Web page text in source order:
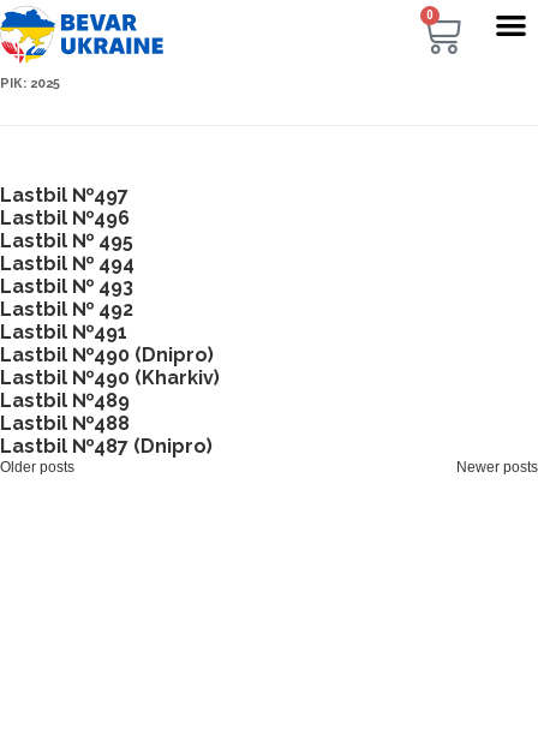
0
РІК: 2025
Lastbil №497
Lastbil №496
Lastbil № 495
Lastbil № 494
Lastbil № 493
Lastbil № 492
Lastbil №491
Lastbil №490 (Dnipro)
Lastbil №490 (Kharkiv)
Lastbil №489
Lastbil №488
Lastbil №487 (Dnipro)
Older posts Newer posts